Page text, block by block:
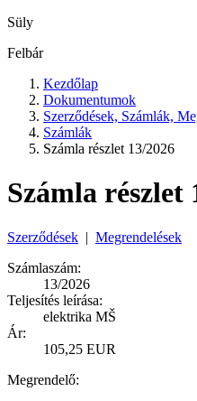
Süly
Felbár
Kezdőlap
Dokumentumok
Szerződések, Számlák,
Számlák
Számla részlet 13/2026
Számla részlet
Szerződések | Megrendelések
Számlaszám:
13/2026
Teljesítés leírása:
elektrika MŠ
Ár:
105,25 EUR
Megrendelő: